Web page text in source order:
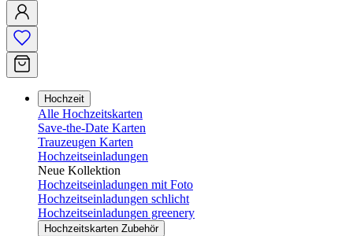
Hochzeit
Alle Hochzeitskarten
Save-the-Date Karten
Trauzeugen Karten
Hochzeitseinladungen
Neue Kollektion
Hochzeitseinladungen mit Foto
Hochzeitseinladungen schlicht
Hochzeitseinladungen greenery
Hochzeitskarten Zubehör